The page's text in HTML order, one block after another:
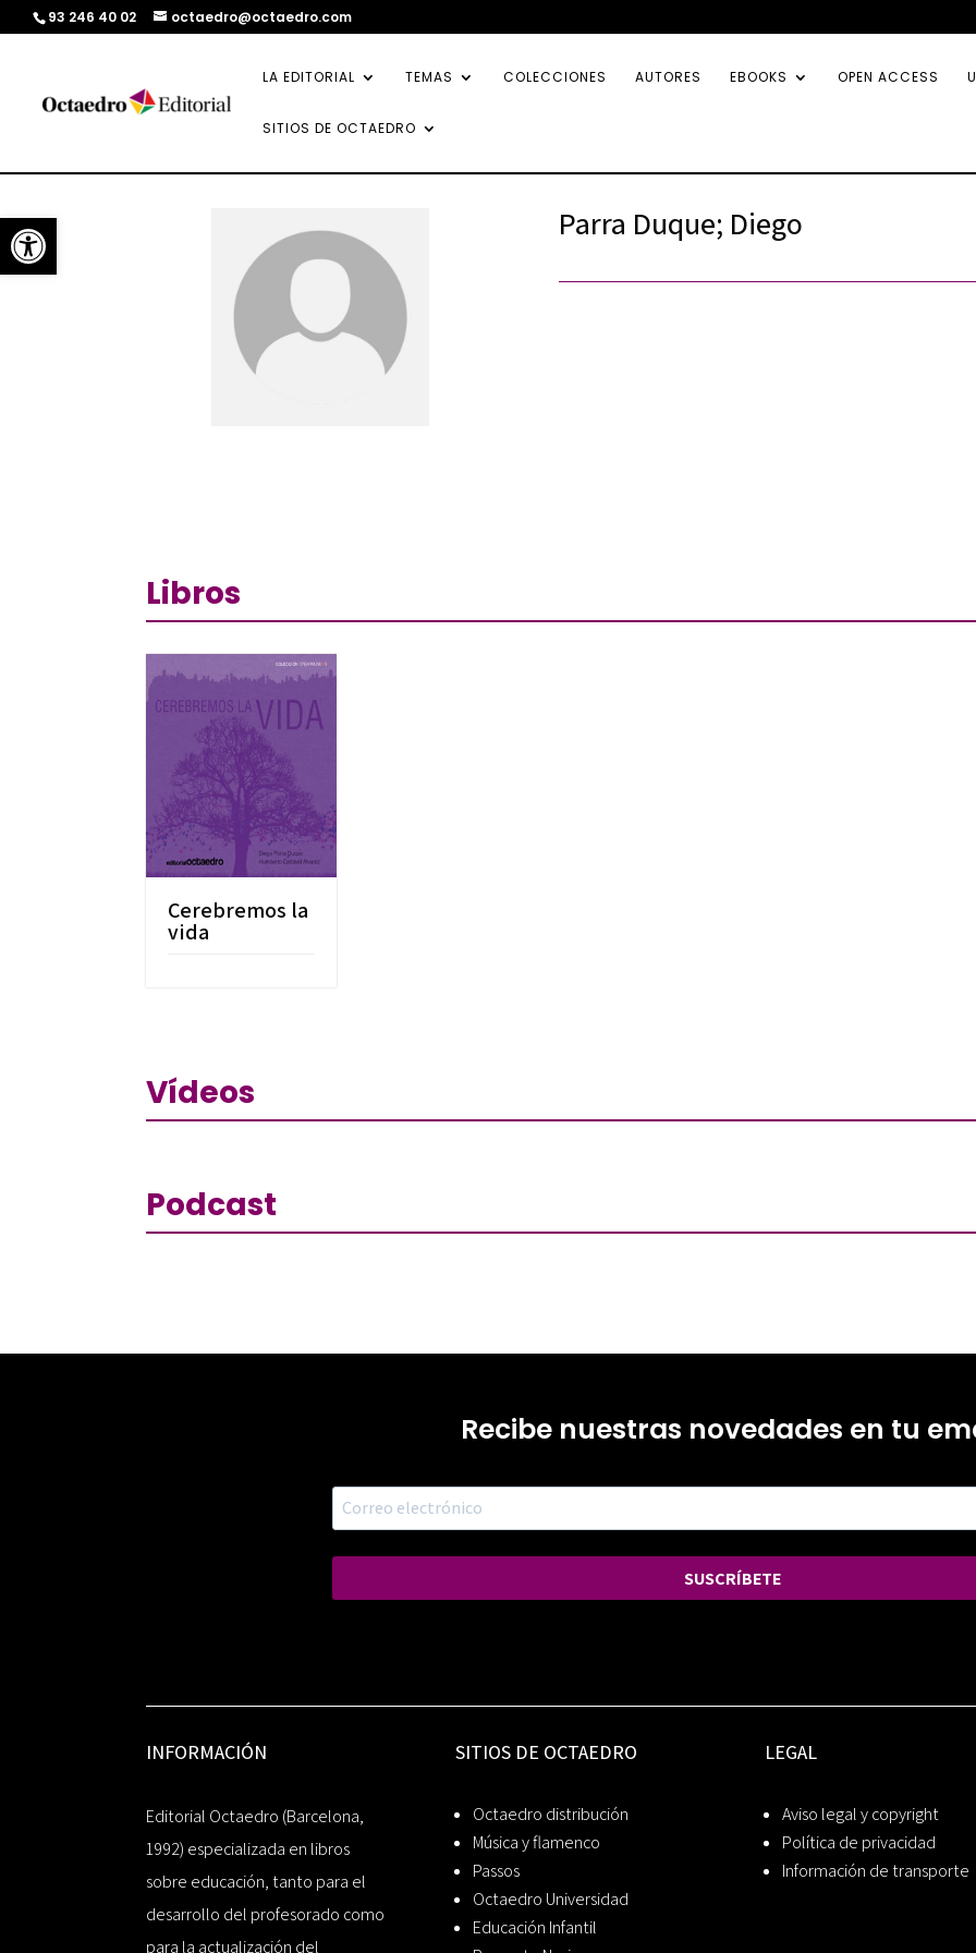
Abrir barra de herramientas
93 246 40 02 octaedro@octaedro.com
LA EDITORIAL TEMAS COLECCIONES AUTORES EBOOKS OPEN ACCESS
SITIOS DE OCTAEDRO
Parra Duque; Diego
Libros
Cerebremos la
vida
Vídeos
Podcast
Recibe nuestras novedades en tu
SUSCRÍBETE
INFORMACIÓN
Editorial Octaedro (Barcelona,
1992) especializada en libros
sobre educación, tanto para el
desarrollo del profesorado como
para la actualización del
SITIOS DE OCTAEDRO
Octaedro distribución
Música y flamenco
Passos
Octaedro Universidad
Educación Infantil
LEGAL
Aviso legal y copyright
Política de privacidad
Información de transporte